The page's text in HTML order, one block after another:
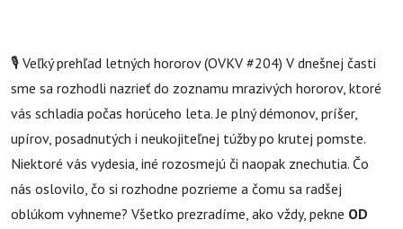
🎙️ Veľký prehľad letných hororov (OVKV #204) V dnešnej časti
sme sa rozhodli nazrieť do zoznamu mrazivých hororov, ktoré
vás schladia počas horúceho leta. Je plný démonov, príšer,
upírov, posadnutých i neukojiteľnej túžby po krutej pomste.
Niektoré vás vydesia, iné rozosmejú či naopak znechutia. Čo
nás oslovilo, čo si rozhodne pozrieme a čomu sa radšej
oblúkom vyhneme? Všetko prezradíme, ako vždy, pekne OD